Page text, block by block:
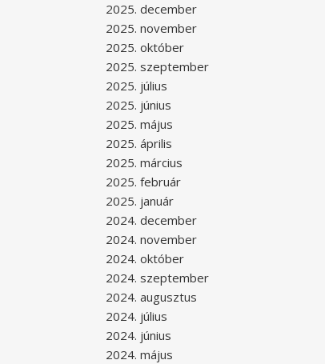
2025. december
2025. november
2025. október
2025. szeptember
2025. július
2025. június
2025. május
2025. április
2025. március
2025. február
2025. január
2024. december
2024. november
2024. október
2024. szeptember
2024. augusztus
2024. július
2024. június
2024. május